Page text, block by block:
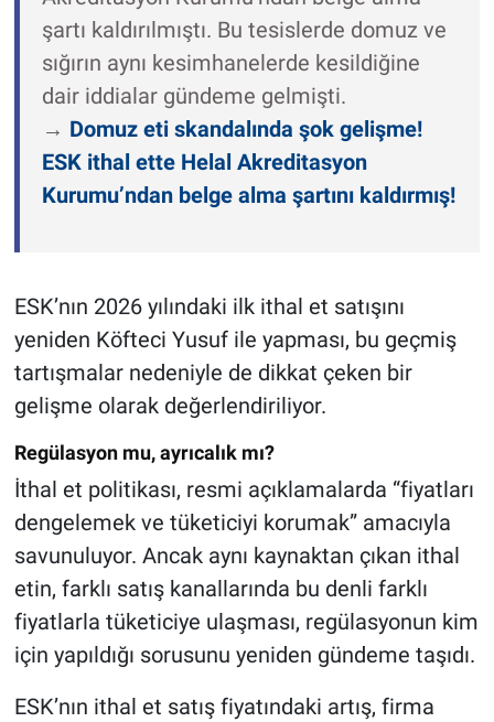
şartı kaldırılmıştı. Bu tesislerde domuz ve
sığırın aynı kesimhanelerde kesildiğine
dair iddialar gündeme gelmişti.
→ Domuz eti skandalında şok gelişme!
ESK ithal ette Helal Akreditasyon
Kurumu’ndan belge alma şartını kaldırmış!
ESK’nın 2026 yılındaki ilk ithal et satışını
yeniden Köfteci Yusuf ile yapması, bu geçmiş
tartışmalar nedeniyle de dikkat çeken bir
gelişme olarak değerlendiriliyor.
Regülasyon mu, ayrıcalık mı?
İthal et politikası, resmi açıklamalarda “fiyatları
dengelemek ve tüketiciyi korumak” amacıyla
savunuluyor. Ancak aynı kaynaktan çıkan ithal
etin, farklı satış kanallarında bu denli farklı
fiyatlarla tüketiciye ulaşması, regülasyonun kim
için yapıldığı sorusunu yeniden gündeme taşıdı.
ESK’nın ithal et satış fiyatındaki artış, firma